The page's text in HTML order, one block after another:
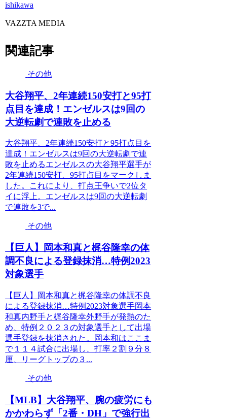
ishikawa
VAZZTA MEDIA
関連記事
その他
大谷翔平、2年連続150安打と95打
点目を達成！エンゼルスは9回の
大逆転劇で連敗を止める
大谷翔平、2年連続150安打と95打点目を
達成！エンゼルスは9回の大逆転劇で連
敗を止めるエンゼルスの大谷翔平選手が
2年連続150安打、95打点目をマークしま
した。これにより、打点王争いで2位タ
イに浮上。エンゼルスは9回の大逆転劇
で連敗を3で...
その他
【巨人】岡本和真と梶谷隆幸の体
調不良による登録抹消…特例2023
対象選手
【巨人】岡本和真と梶谷隆幸の体調不良
による登録抹消…特例2023対象選手岡本
和真内野手と梶谷隆幸外野手が発熱のた
め、特例２０２３の対象選手として出場
選手登録を抹消された。岡本和はここま
で１１４試合に出場し、打率２割９分８
厘、リーグトップの３...
その他
【MLB】大谷翔平、腕の疲労にも
かかわらず「2番・DH」で強行出